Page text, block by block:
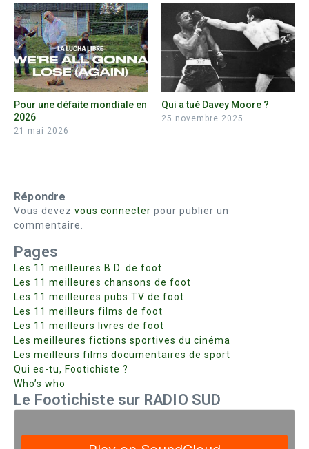
Pour une défaite mondiale en
2026
21 mai 2026
Qui a tué Davey Moore ?
25 novembre 2025
Répondre
Vous devez vous connecter pour publier un
commentaire.
Pages
Les 11 meilleures B.D. de foot
Les 11 meilleures chansons de foot
Les 11 meilleures pubs TV de foot
Les 11 meilleurs films de foot
Les 11 meilleurs livres de foot
Les meilleures fictions sportives du cinéma
Les meilleurs films documentaires de sport
Qui es-tu, Footichiste ?
Who’s who
Le Footichiste sur RADIO SUD